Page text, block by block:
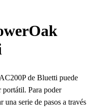
de Bluetti puede
portátil. Para poder
una serie de pasos a través